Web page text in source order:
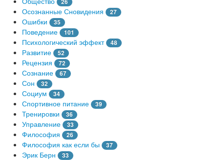
26
Осознанные Сновидения 27
Ошибки 35
Поведение 101
Психологический эффект 48
Развитие 52
Рецензия 72
Сознание 67
Сон 32
Социум 34
Спортивное питание 39
Тренировки 36
Управление 33
Философия 26
Философия как если бы 37
Эрик Берн
33